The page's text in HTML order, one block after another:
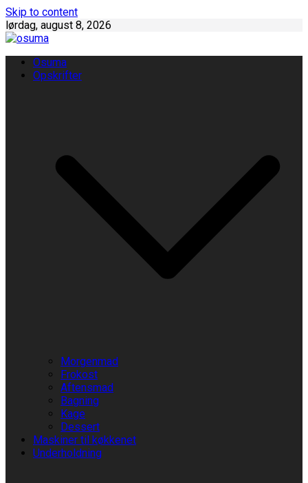
Skip to content
lørdag, august 8, 2026
Osuma
Opskrifter
Morgenmad
Frokost
Aftensmad
Bagning
Kage
Dessert
Maskiner til køkkenet
Underholdning